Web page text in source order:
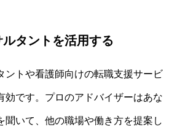
タントを活用する
ントや看護師向けの転職支援サービ
効です。プロのアドバイザーはあな
聞いて、他の職場や働き方を提案し